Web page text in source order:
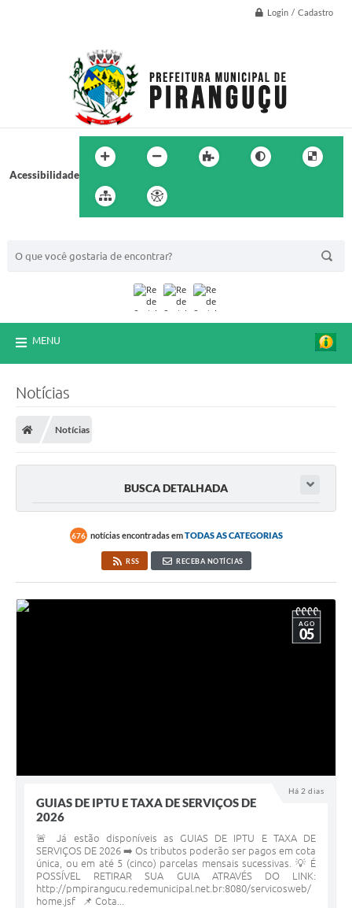
Login / Cadastro
Acessibilidade
MENU
Notícias
Notícias
BUSCA DETALHADA
676 notícias encontradas emTODAS AS CATEGORIAS
RSS RECEBA NOTÍCIAS
Há 2 dias
AGO
05
GUIAS DE IPTU E TAXA DE SERVIÇOS DE
2026
🚨 Já estão disponíveis as GUIAS DE IPTU E TAXA DE
SERVIÇOS DE 2026 ➡️ Os tributos poderão ser pagos em cota
única, ou em até 5 (cinco) parcelas mensais sucessivas. 💡 É
POSSÍVEL RETIRAR SUA GUIA ATRAVÉS DO LINK:
http://pmpirangucu.redemunicipal.net.br:8080/servicosweb/
home.jsf 📌 Cota...